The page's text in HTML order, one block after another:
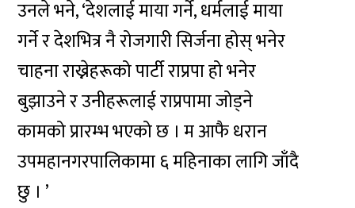
उनले भने, ‘देशलाई माया गर्ने, धर्मलाई माया
गर्ने र देशभित्र नै रोजगारी सिर्जना होस् भनेर
चाहना राख्नेहरूको पार्टी राप्रपा हो भनेर
बुझाउने र उनीहरूलाई राप्रपामा जोड्ने
कामको प्रारम्भ भएको छ । म आफै धरान
उपमहानगरपालिकामा ६ महिनाका लागि जाँदै
छु । ’